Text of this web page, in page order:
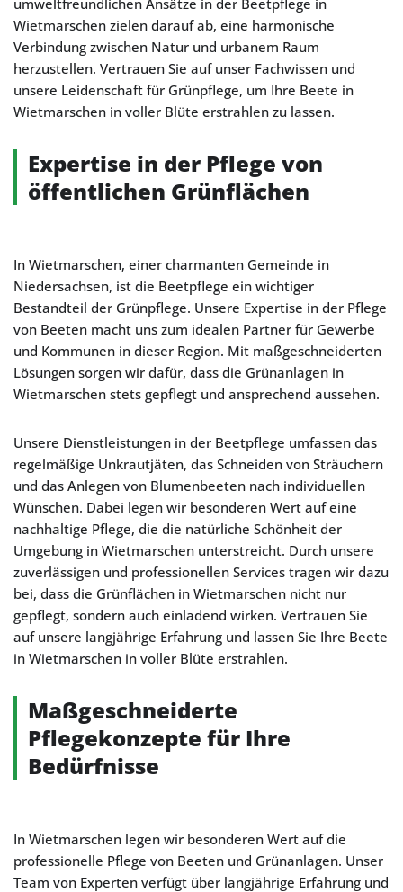
umweltfreundlichen Ansätze in der Beetpflege in
Wietmarschen zielen darauf ab, eine harmonische
Verbindung zwischen Natur und urbanem Raum
herzustellen. Vertrauen Sie auf unser Fachwissen und
unsere Leidenschaft für Grünpflege, um Ihre Beete in
Wietmarschen in voller Blüte erstrahlen zu lassen.
Expertise in der Pflege von
öffentlichen Grünflächen
In Wietmarschen, einer charmanten Gemeinde in
Niedersachsen, ist die Beetpflege ein wichtiger
Bestandteil der Grünpflege. Unsere Expertise in der Pflege
von Beeten macht uns zum idealen Partner für Gewerbe
und Kommunen in dieser Region. Mit maßgeschneiderten
Lösungen sorgen wir dafür, dass die Grünanlagen in
Wietmarschen stets gepflegt und ansprechend aussehen.
Unsere Dienstleistungen in der Beetpflege umfassen das
regelmäßige Unkrautjäten, das Schneiden von Sträuchern
und das Anlegen von Blumenbeeten nach individuellen
Wünschen. Dabei legen wir besonderen Wert auf eine
nachhaltige Pflege, die die natürliche Schönheit der
Umgebung in Wietmarschen unterstreicht. Durch unsere
zuverlässigen und professionellen Services tragen wir dazu
bei, dass die Grünflächen in Wietmarschen nicht nur
gepflegt, sondern auch einladend wirken. Vertrauen Sie
auf unsere langjährige Erfahrung und lassen Sie Ihre Beete
in Wietmarschen in voller Blüte erstrahlen.
Maßgeschneiderte
Pflegekonzepte für Ihre
Bedürfnisse
In Wietmarschen legen wir besonderen Wert auf die
professionelle Pflege von Beeten und Grünanlagen. Unser
Team von Experten verfügt über langjährige Erfahrung und